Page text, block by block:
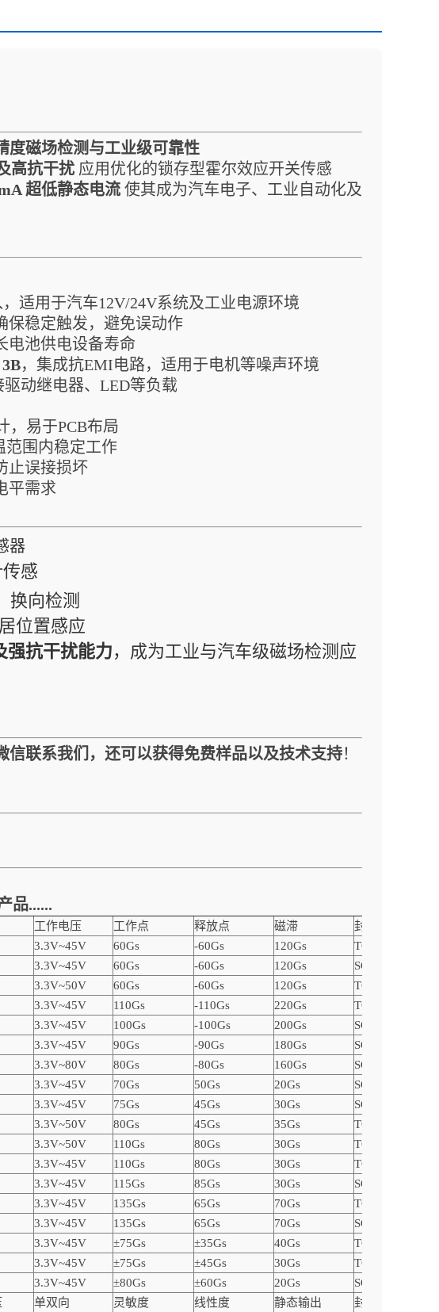
度磁场检测与工业级可靠性
高抗干扰 应用优化的锁存型霍尔效应开关传感
超低静态电流 使其成为汽车电子、工业自动化及
适用于汽车12V/24V系统及工业电源环境
保稳定触发，避免误动作
电池供电设备寿命
，集成抗EMI电路，适用于电机等噪声环境
驱动继电器、LED等负载
，易于PCB布局
范围内稳定工作
止误接损坏
平需求
器
感
换向检测
位置感应
强抗干扰能力，成为工业与汽车级磁场检测应
联系我们，还可以获得免费样品以及技术支持！
品......
工作电压 工作点 释放点 磁滞
封装
3.3V~45V 60Gs -60Gs 120Gs
TO92S-3
3.3V~45V 60Gs -60Gs 120Gs
SOT23-3
3.3V~50V 60Gs -60Gs 120Gs
TO92S-3
3.3V~45V 110Gs -110Gs 220Gs
TO92S-3
3.3V~45V 100Gs -100Gs 200Gs
SOT23-3
3.3V~45V 90Gs -90Gs 180Gs
SOT23-3
3.3V~80V 80Gs -80Gs 160Gs
SOT23-3
3.3V~45V 70Gs 50Gs 20Gs
SOT23-3
3.3V~45V 75Gs 45Gs 30Gs
SOT23-3
3.3V~50V 80Gs 45Gs 35Gs
TO92S-3
3.3V~50V 110Gs 80Gs 30Gs
TO92S-3
3.3V~45V 110Gs 80Gs 30Gs
TO92S-3
3.3V~45V 115Gs 85Gs 30Gs
SOT23-3
3.3V~45V 135Gs 65Gs 70Gs
TO92S-3
3.3V~45V 135Gs 65Gs 70Gs
SOT23-3
3.3V~45V ±75Gs ±35Gs 40Gs
TO92S-3
3.3V~45V ±75Gs ±45Gs 30Gs
TO92S-3
3.3V~45V ±80Gs ±60Gs 20Gs
SOT23-3
单双向 灵敏度 线性度 静态输出 封装